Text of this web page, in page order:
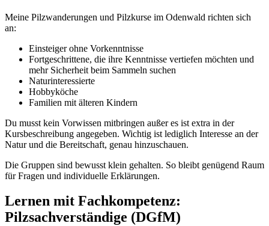
Meine Pilzwanderungen und Pilzkurse im Odenwald richten sich
an:
Einsteiger ohne Vorkenntnisse
Fortgeschrittene, die ihre Kenntnisse vertiefen möchten und
mehr Sicherheit beim Sammeln suchen
Naturinteressierte
Hobbyköche
Familien mit älteren Kindern
Du musst kein Vorwissen mitbringen außer es ist extra in der
Kursbeschreibung angegeben. Wichtig ist lediglich Interesse an der
Natur und die Bereitschaft, genau hinzuschauen.
Die Gruppen sind bewusst klein gehalten. So bleibt genügend Raum
für Fragen und individuelle Erklärungen.
Lernen mit Fachkompetenz:
Pilzsachverständige (DGfM)